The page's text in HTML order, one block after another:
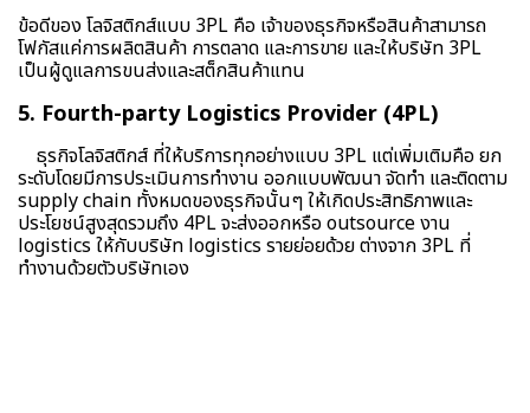
ข้อดีของ โลจิสติกส์แบบ 3PL คือ เจ้าของธุรกิจหรือสินค้าสามารถ
โฟกัสแค่การผลิตสินค้า การตลาด และการขาย และให้บริษัท 3PL
เป็นผู้ดูแลการขนส่งและสต็กสินค้าแทน
5. Fourth-party Logistics Provider (4PL)
ธุรกิจโลจิสติกส์ ที่ให้บริการทุกอย่างแบบ 3PL แต่เพิ่มเติมคือ ยก
ระดับโดยมีการประเมินการทำงาน ออกแบบพัฒนา จัดทำ และติดตาม
supply chain ทั้งหมดของธุรกิจนั้นๆ ให้เกิดประสิทธิภาพและ
ประโยชน์สูงสุดรวมถึง 4PL จะส่งออกหรือ outsource งาน
logistics ให้กับบริษัท logistics รายย่อยด้วย ต่างจาก 3PL ที่
ทำงานด้วยตัวบริษัทเอง